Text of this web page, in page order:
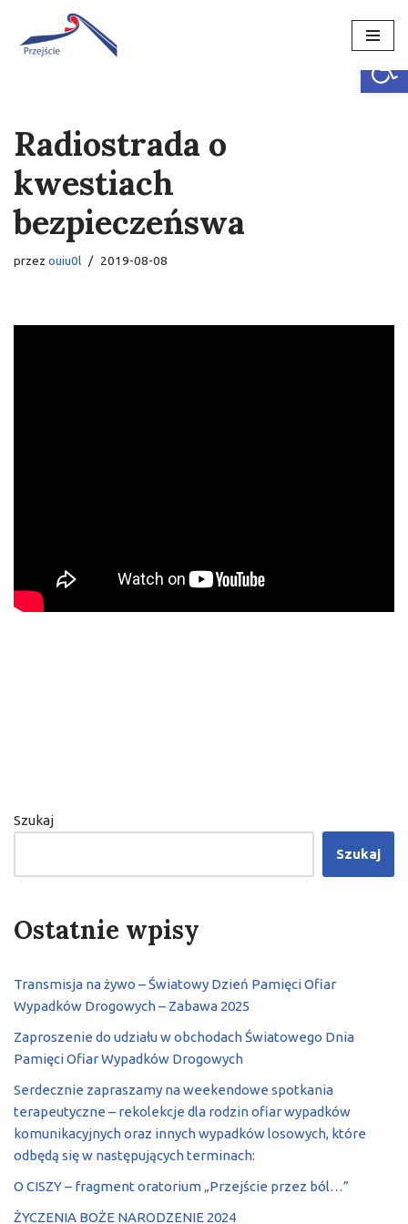
Przejdź
Radiostrada o
kwestiach
bezpieczeńswa
przez ouiu0l 2019-08-08
Szukaj
Szukaj
Ostatnie wpisy
Transmisja na żywo – Światowy Dzień Pamięci Ofiar
Wypadków Drogowych – Zabawa 2025
Zaproszenie do udziału w obchodach Światowego Dnia
Pamięci Ofiar Wypadków Drogowych
Serdecznie zapraszamy na weekendowe spotkania
terapeutyczne – rekolekcje dla rodzin ofiar wypadków
komunikacyjnych oraz innych wypadków losowych, które
odbędą się w następujących terminach:
O CISZY – fragment oratorium „Przejście przez ból…”
ŻYCZENIA BOŻE NARODZENIE 2024